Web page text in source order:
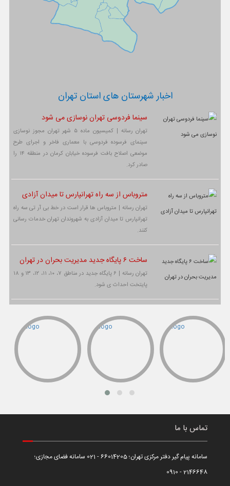
اخبار شهرستان های استان تهران
سینما فردوسی تهران نوسازی می شود
تهران رسانه | کمیسیون ماده ۵ شهر تهران مجوز نوسازی
سینمای فرسوده فردوسی با معماری فاخر و اجرای طرح
موضعی اصلاح بافت فرسوده خیابان کرمان در منطقه ۱۴ را
صادر کرد.
متروباس از سه راه تهرانپارس تا میدان آزادی
تهران رسانه | متروباس ها قرار است در خط بی آر تی سه راه
تهرانپارس تا میدان آزادی به شهروندان تهران خدمات رسانی
کنند.
ساخت ۶ پایگاه جدید مدیریت بحران در تهران
تهران رسانه | ۶ پایگاه جدید در مناطق ۷، ۱۰، ۱۱، ۱۲، ۱۳ و ۱۸
پایتخت احداث ی شود.
تماس با ما
سامانه پیام گیر دفتر مرکزی تهران؛ 66014205 - 021 سامانه فضای مجازی؛
2146648 - 0910